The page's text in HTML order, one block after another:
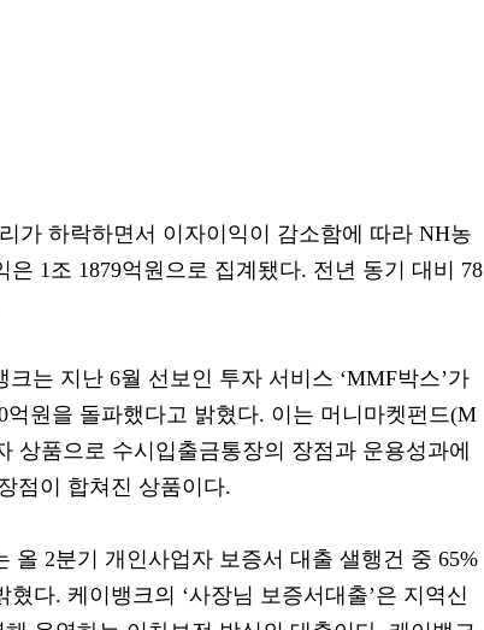
가 하락하면서 이자이익이 감소함에 따라 NH농
1조 1879억원으로 집계됐다. 전년 동기 대비 78
는 지난 6월 선보인 투자 서비스 ‘MMF박스’가
억원을 돌파했다고 밝혔다. 이는 머니마켓펀드(M
상품으로 수시입출금통장의 장점과 운용성과에
점이 합쳐진 상품이다.
올 2분기 개인사업자 보증서 대출 샐행건 중 65%
다. 케이뱅크의 ‘사장님 보증서대출’은 지역신